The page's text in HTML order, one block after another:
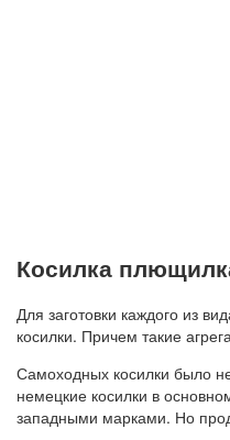
Косилка
Для заготовки каждого из
косилки. Причем такие
Самоходных косилки было
немецкие косилки в
западными марками. Но